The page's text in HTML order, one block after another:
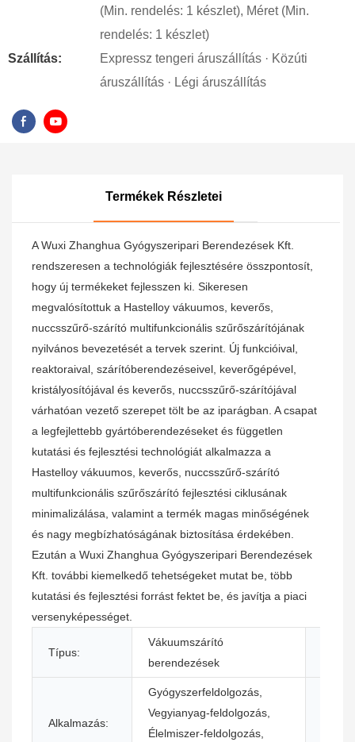
(Min. rendelés: 1 készlet), Méret (Min.
rendelés: 1 készlet)
Szállítás:
Expressz tengeri áruszállítás · Közúti
áruszállítás · Légi áruszállítás
Termékek Részletei
A Wuxi Zhanghua Gyógyszeripari Berendezések Kft.
rendszeresen a technológiák fejlesztésére összpontosít,
hogy új termékeket fejlesszen ki. Sikeresen
megvalósítottuk a Hastelloy vákuumos, keverős,
nuccsszűrő-szárító multifunkcionális szűrőszárítójának
nyilvános bevezetését a tervek szerint. Új funkcióival,
reaktoraival, szárítóberendezéseivel, keverőgépével,
kristályosítójával és keverős, nuccsszűrő-szárítójával
várhatóan vezető szerepet tölt be az iparágban. A csapat
a legfejlettebb gyártóberendezéseket és független
kutatási és fejlesztési technológiát alkalmazza a
Hastelloy vákuumos, keverős, nuccsszűrő-szárító
multifunkcionális szűrőszárító fejlesztési ciklusának
minimalizálása, valamint a termék magas minőségének
és nagy megbízhatóságának biztosítása érdekében.
Ezután a Wuxi Zhanghua Gyógyszeripari Berendezések
Kft. további kiemelkedő tehetségeket mutat be, több
kutatási és fejlesztési forrást fektet be, és javítja a piaci
versenyképességet.
Típus:
Vákuumszárító
berendezések
Alkalmazás:
Gyógyszerfeldolgozás,
Vegyianyag-feldolgozás,
Élelmiszer-feldolgozás,